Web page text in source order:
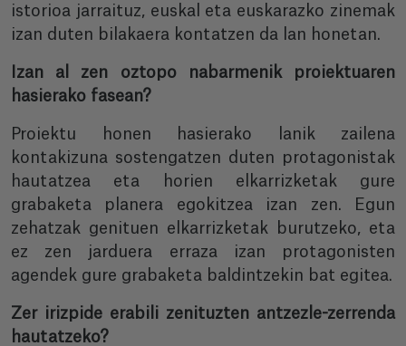
istorioa jarraituz, euskal eta euskarazko zinemak
izan duten bilakaera kontatzen da lan honetan.
Izan al zen oztopo nabarmenik proiektuaren
hasierako fasean?
Proiektu honen hasierako lanik zailena
kontakizuna sostengatzen duten protagonistak
hautatzea eta horien elkarrizketak gure
grabaketa planera egokitzea izan zen. Egun
zehatzak genituen elkarrizketak burutzeko, eta
ez zen jarduera erraza izan protagonisten
agendek gure grabaketa baldintzekin bat egitea.
Zer irizpide erabili zenituzten antzezle-zerrenda
hautatzeko?